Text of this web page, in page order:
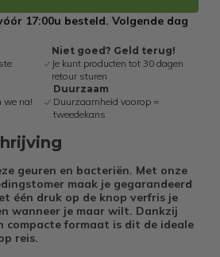
17:00u besteld. Volgende dag
Niet goed? Geld terug!
Je kunt producten tot 30 dagen
retour sturen
we na!
Duurzaam
Duurzaamheid voorop =
tweedekans
geuren en bacteriën. Met onze
maak je gegarandeerd
één druk op de knop verfris je
wanneer je maar wilt. Dankzij
compacte formaat is dit de ideale
reis.